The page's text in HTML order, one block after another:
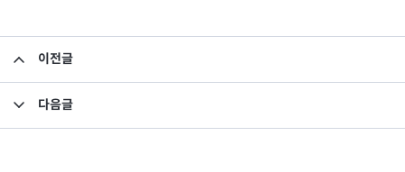
이전글
다음글